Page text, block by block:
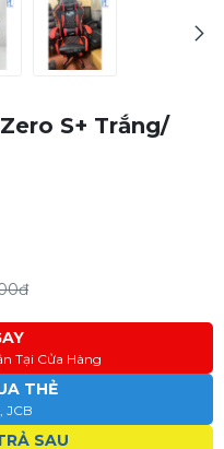
S+ Trắng/
Tại Cửa Hàng
THẺ
JCB
SAU